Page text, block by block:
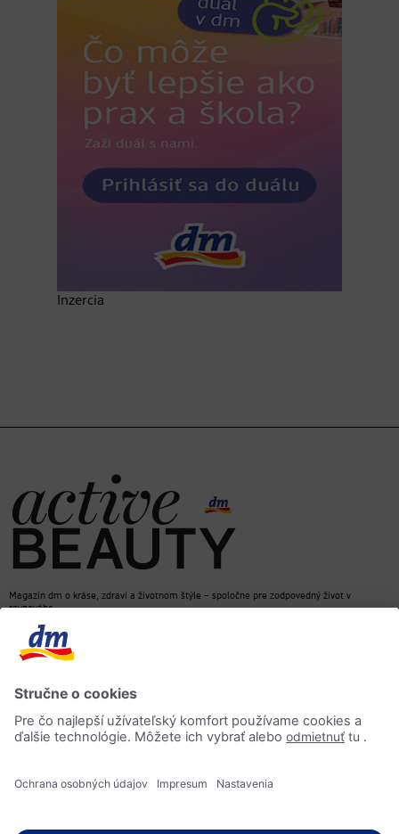
Inzercia
Magazín dm o kráse, zdraví a životnom štýle – spoločne pre zodpovedný život v
rovnováhe